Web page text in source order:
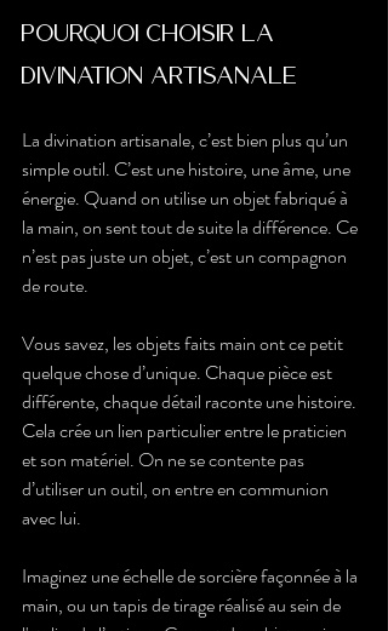
Pourquoi choisir la
divination artisanale ?
La divination artisanale, c’est bien plus qu’un
simple outil. C’est une histoire, une âme, une
énergie. Quand on utilise un objet fabriqué à
la main, on sent tout de suite la différence. Ce
n’est pas juste un objet, c’est un compagnon
de route.
Vous savez, les objets faits main ont ce petit
quelque chose d’unique. Chaque pièce est
différente, chaque détail raconte une histoire.
Cela crée un lien particulier entre le praticien
et son matériel. On ne se contente pas
d’utiliser un outil, on entre en communion
avec lui.
Imaginez une échelle de sorcière façonnée à la
main, ou un tapis de tirage réalisé au sein de